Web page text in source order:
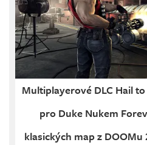
Multiplayerové DLC Hail
pro Duke Nukem
klasických map z DOOMu